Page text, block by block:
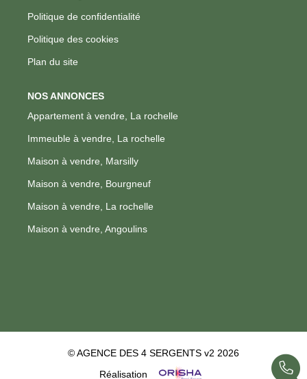
Politique de confidentialité
Politique des cookies
Plan du site
NOS ANNONCES
Appartement à vendre, La rochelle
Immeuble à vendre, La rochelle
Maison à vendre, Marsilly
Maison à vendre, Bourgneuf
Maison à vendre, La rochelle
Maison à vendre, Angoulins
© AGENCE DES 4 SERGENTS v2 2026
Réalisation